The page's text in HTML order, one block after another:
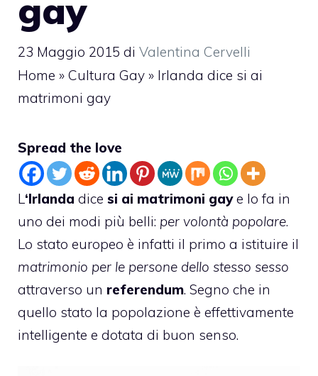
gay
23 Maggio 2015 di Valentina Cervelli
Home » Cultura Gay » Irlanda dice si ai
matrimoni gay
Spread the love
L ‘Irlanda dice si ai matrimoni gaye lo fa in
uno dei modi più belli: per volontà popolare.
Lo stato europeo è infatti il primo a istituire il
matrimonio per le persone dello stesso sesso
attraverso un referendum. Segno che in
quello stato la popolazione è effettivamente
intelligente e dotata di buon senso.